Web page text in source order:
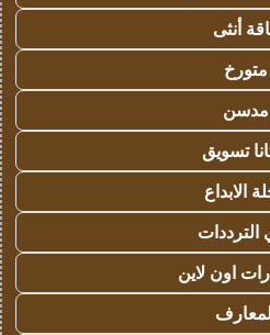
أنثى
متورخ
مدسن
تسويق
الابداع
الترددات
اون لاين